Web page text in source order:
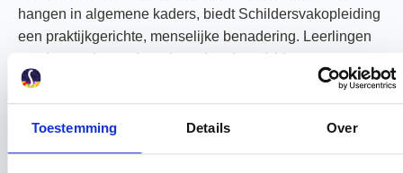
Toestemming Details Over
hangen in algemene kaders, biedt Schildersvakopleiding
een praktijkgerichte, menselijke benadering. Leerlingen
worden gezien, gehoord en uitgedaagd. Voor
leerbedrijven als Van Kesteren is dat goud waard.
OPLEIDEN IS INVESTEREN – EN
DAT WERPT VRUCHTEN AF